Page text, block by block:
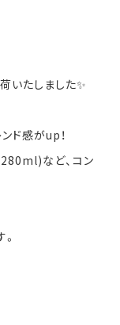
いたしました✨
ド感がup！
など、コン